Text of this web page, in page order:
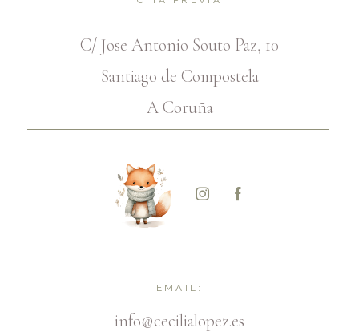
EMAIL:
info@cecilialopez.es
C/ Jose Antonio Souto Paz, 10
Santiago de Compostela
A Coruña